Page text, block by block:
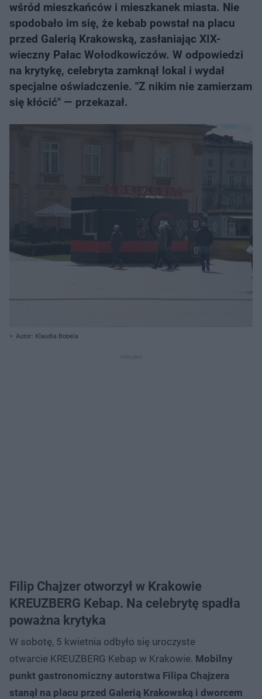
wśród mieszkańców i mieszkanek miasta. Nie
spodobało im się, że kebab powstał na placu
przed Galerią Krakowską, zasłaniając XIX-
wieczny Pałac Wołodkowiczów. W odpowiedzi
na krytykę, celebryta zamknął lokal i wydał
specjalne oświadczenie. "Z nikim nie zamierzam
się kłócić" — przekazał.
Autor: Klaudia Bobela
Filip Chajzer otworzył w Krakowie
KREUZBERG Kebap. Na celebrytę spadła
poważna krytyka
W sobotę, 5 kwietnia odbyło się uroczyste
otwarcie KREUZBERG Kebap w Krakowie. Mobilny
punkt gastronomiczny autorstwa Filipa Chajzera
stanął na placu przed Galerią Krakowską i dworcem